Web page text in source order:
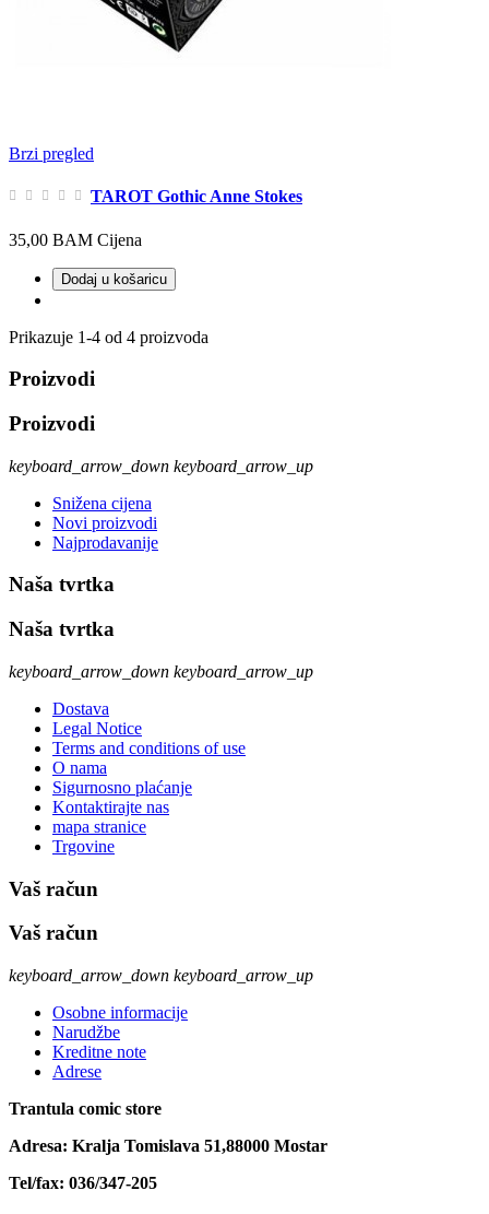
Brzi pregled
TAROT Gothic Anne Stokes
35,00 BAM Cijena
Dodaj u košaricu
Prikazuje 1-4 od 4 proizvoda
Proizvodi
Proizvodi
keyboard_arrow_down keyboard_arrow_up
Snižena cijena
Novi proizvodi
Najprodavanije
Naša tvrtka
Naša tvrtka
keyboard_arrow_down keyboard_arrow_up
Dostava
Legal Notice
Terms and conditions of use
O nama
Sigurnosno plaćanje
Kontaktirajte nas
mapa stranice
Trgovine
Vaš račun
Vaš račun
keyboard_arrow_down keyboard_arrow_up
Osobne informacije
Narudžbe
Kreditne note
Adrese
Trantula comic store
Adresa: Kralja Tomislava 51,88000 Mostar
Tel/fax: 036/347-205